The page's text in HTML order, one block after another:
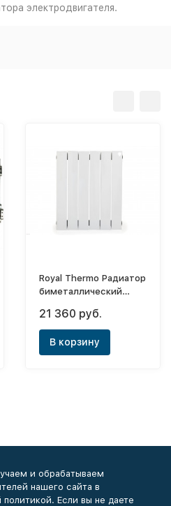
электродвигателя.
Royal Thermo Радиатор
биметаллический
Traffico 500х12
(боковое) New
21 360 руб.
В корзину
и обрабатываем
нашего сайта в
Если вы не даете